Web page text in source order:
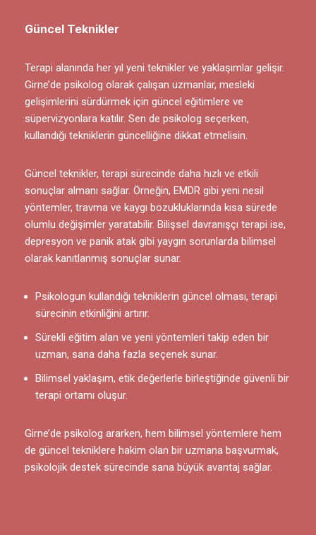
Güncel Teknikler
Terapi alanında her yıl yeni teknikler ve yaklaşımlar gelişir.
Girne’de psikolog olarak çalışan uzmanlar, mesleki
gelişimlerini sürdürmek için güncel eğitimlere ve
süpervizyonlara katılır. Sen de psikolog seçerken,
kullandığı tekniklerin güncelliğine dikkat etmelisin.
Güncel teknikler, terapi sürecinde daha hızlı ve etkili
sonuçlar almanı sağlar. Örneğin, EMDR gibi yeni nesil
yöntemler, travma ve kaygı bozukluklarında kısa sürede
olumlu değişimler yaratabilir. Bilişsel davranışçı terapi ise,
depresyon ve panik atak gibi yaygın sorunlarda bilimsel
olarak kanıtlanmış sonuçlar sunar.
Psikologun kullandığı tekniklerin güncel olması, terapi
sürecinin etkinliğini artırır.
Sürekli eğitim alan ve yeni yöntemleri takip eden bir
uzman, sana daha fazla seçenek sunar.
Bilimsel yaklaşım, etik değerlerle birleştiğinde güvenli bir
terapi ortamı oluşur.
Girne’de psikolog ararken, hem bilimsel yöntemlere hem
de güncel tekniklere hakim olan bir uzmana başvurmak,
psikolojik destek sürecinde sana büyük avantaj sağlar.